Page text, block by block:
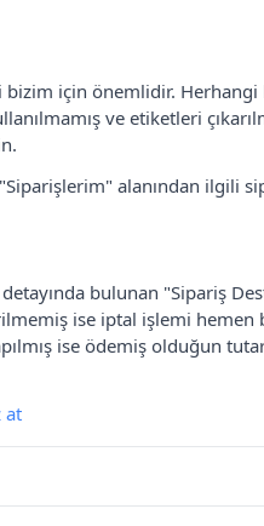
için önemlidir.
ve etiketleri
alanından ilgili
bulunan "Sipariş
ise iptal işlemi hemen
ise ödemiş olduğun
at